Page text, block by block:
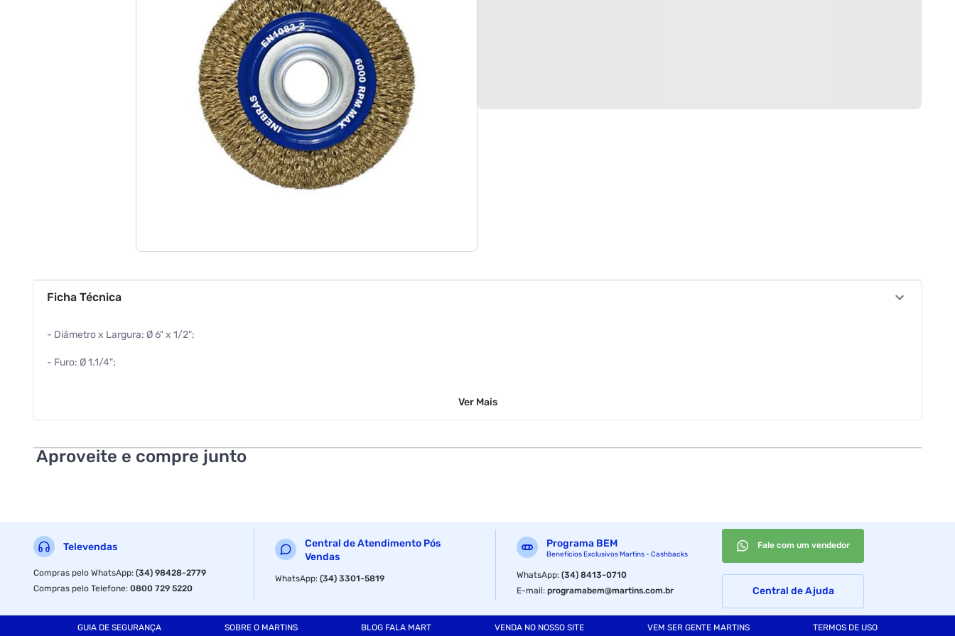
Ficha Técnica
- Diâmetro x Largura: Ø 6" x 1/2";
- Furo: Ø 1.1/4";
Ver Mais
Aproveite e compre junto
Televendas
Compras pelo WhatsApp:(34) 98428-2779
Compras pelo Telefone:0800 729 5220
Central de Atendimento Pós
Vendas
WhatsApp:(34) 3301-5819
Programa BEM
Benefícios Exclusivos Martins - Cashbacks
WhatsApp:(34) 8413-0710
E-mail:programabem@martins.com.br
Fale com um vendedor
Central de Ajuda
GUIA DE SEGURANÇA SOBRE O MARTINS BLOG FALA MART VENDA NO NOSSO SITE VEM SER GENTE MARTINS TERMOS DE USO